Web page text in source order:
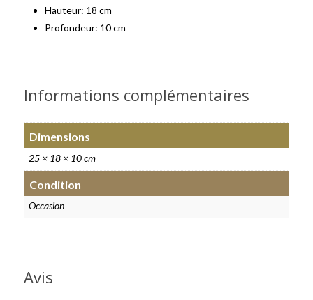
Hauteur: 18 cm
Profondeur: 10 cm
Informations complémentaires
Dimensions
25 × 18 × 10 cm
Condition
Occasion
Avis